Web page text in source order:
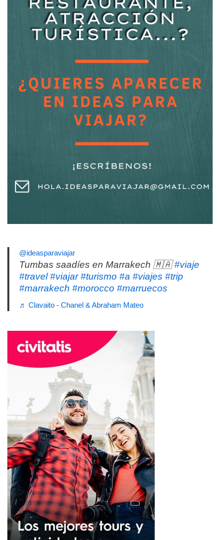
@ideasparaviajar
Tumbas saadíes en Marrakech 🇲🇦#viaje
#travel #viajar #turismo #a #viajes #trip
#marrakech #morocco #marruecos
♬ Clavaito - Chanel & Abraham Mateo